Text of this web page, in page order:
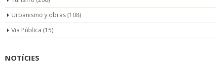
Urbanismo y obras (108)
Via Pública (15)
NOTÍCIES